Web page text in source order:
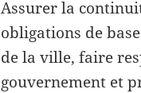
Assurer la
obligations de
de la ville, faire
gouvernement et